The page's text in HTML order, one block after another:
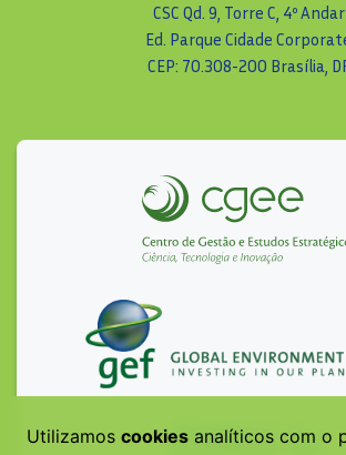
CSC Qd. 9, Torre C, 4º Andar
Ed. Parque Cidade
CEP: 70.308-200 Brasília,
Utilizamos cookies analíticos com o